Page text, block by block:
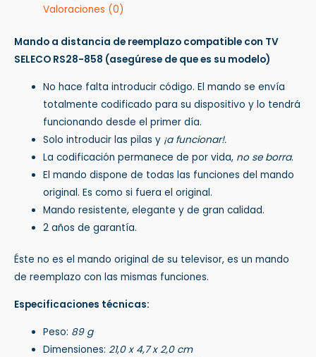
Valoraciones (0)
Mando a distancia de reemplazo compatible con TV
SELECO RS28-858 (asegúrese de que es su modelo)
No hace falta introducir código. El mando se envía
totalmente codificado para su dispositivo y lo tendrá
funcionando desde el primer día.
Solo introducir las pilas y ¡a funcionar!.
La codificación permanece de por vida, no se borra.
El mando dispone de todas las funciones del mando
original. Es como si fuera el original.
Mando resistente, elegante y de gran calidad.
2 años de garantía.
Éste no es el mando original de su televisor, es un mando
de reemplazo con las mismas funciones.
Especificaciones técnicas:
Peso: 89 g
Dimensiones:21,0 x 4,7 x 2,0 cm